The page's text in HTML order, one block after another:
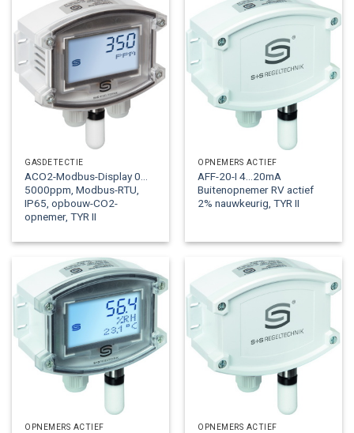
GASDETECTIE
ACO2-Modbus-Display 0…
5000ppm, Modbus-RTU,
IP65, opbouw-CO2-
opnemer, TYR II
OPNEMERS ACTIEF
AFF-20-I 4…20mA
Buitenopnemer RV actief
2% nauwkeurig, TYR II
OPNEMERS ACTIEF OPNEMERS ACTIEF